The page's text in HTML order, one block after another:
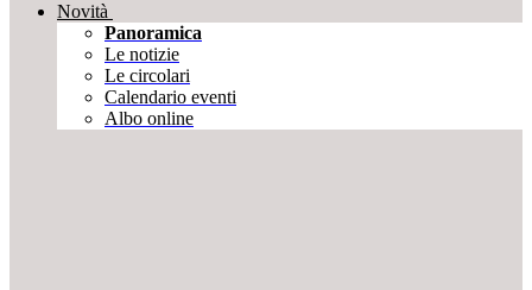
Novità
Panoramica
Le notizie
Le circolari
Calendario eventi
Albo online